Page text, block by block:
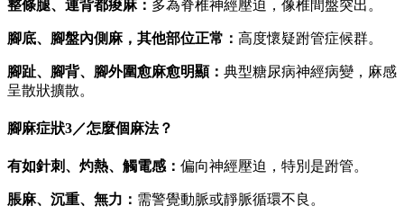
整條腿、連背都痠麻： 多為脊椎神經壓迫，像椎間盤突出。
腳底、腳盤內側麻，其他部位正常： 高度懷疑跗管症候群。
腳趾、腳背、腳外圍愈麻愈明顯： 典型糖尿病神經病變，麻感
呈散狀擴散。
腳麻症狀3／怎麼個麻法？
有如針刺、灼熱、觸電感： 偏向神經壓迫，特別是跗管。
脹麻、沉重、無力： 需警覺動脈或靜脈循環不良。